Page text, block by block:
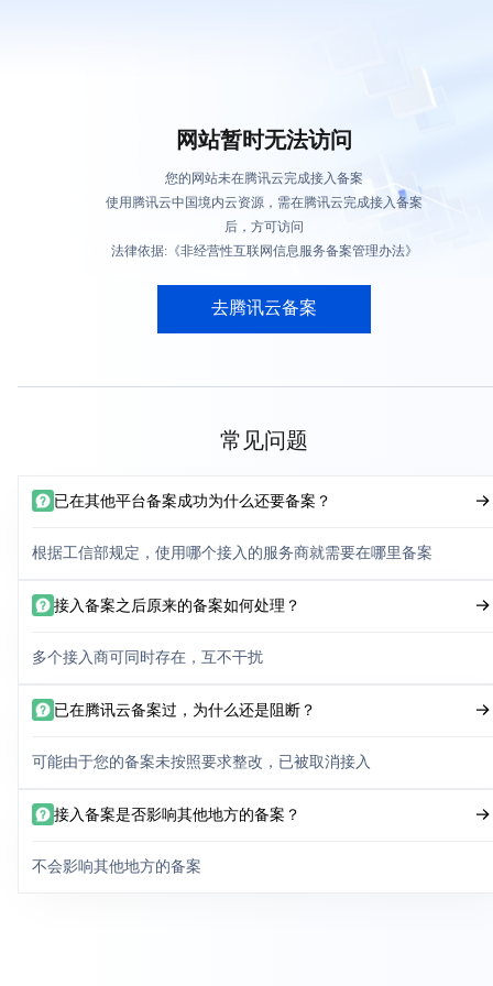
网站暂时无法访问
您的网站未在腾讯云完成接入备案
使用腾讯云中国境内云资源，需在腾讯云完成接入备案
后，方可访问
法律依据:《非经营性互联网信息服务备案管理办法》
去腾讯云备案
常见问题
已在其他平台备案成功为什么还要备案？
根据工信部规定，使用哪个接入的服务商就需要在哪里备案
接入备案之后原来的备案如何处理？
多个接入商可同时存在，互不干扰
已在腾讯云备案过，为什么还是阻断？
可能由于您的备案未按照要求整改，已被取消接入
接入备案是否影响其他地方的备案？
不会影响其他地方的备案